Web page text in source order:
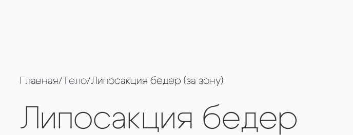
Главная/Тело/Липосакция бедер (за зону)
Липосакция бедер